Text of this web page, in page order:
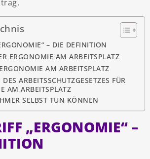
– DIE DEFINITION
ERGONOMIE AM ARBEITSPLATZ
AM ARBEITSPLATZ
ARBEITSSCHUTZGESETZES FÜR
AM ARBEITSPLATZ
SELBST TUN KÖNNEN
„ERGONOMIE“ –